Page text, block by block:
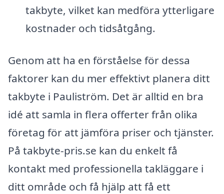
takbyte, vilket kan medföra ytterligare
kostnader och tidsåtgång.
Genom att ha en förståelse för dessa
faktorer kan du mer effektivt planera ditt
takbyte i Pauliström. Det är alltid en bra
idé att samla in flera offerter från olika
företag för att jämföra priser och tjänster.
På takbyte-pris.se kan du enkelt få
kontakt med professionella takläggare i
ditt område och få hjälp att få ett